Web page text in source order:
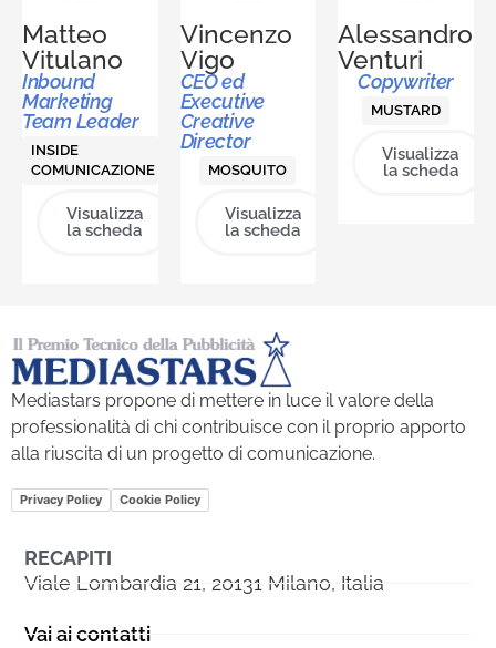
Matteo
Vitulano
Inbound
Marketing
Team Leader
INSIDE
COMUNICAZIONE
Visualizza
la scheda
Vincenzo
Vigo
CEO ed
Executive
Creative
Director
MOSQUITO
Visualizza
la scheda
Alessandro
Venturi
Copywriter
MUSTARD
Visualizza
la scheda
Mediastars propone di mettere in luce il valore della
professionalità di chi contribuisce con il proprio apporto
alla riuscita di un progetto di comunicazione.
Privacy Policy Cookie Policy
RECAPITI
Viale Lombardia 21, 20131 Milano, Italia
Vai ai contatti